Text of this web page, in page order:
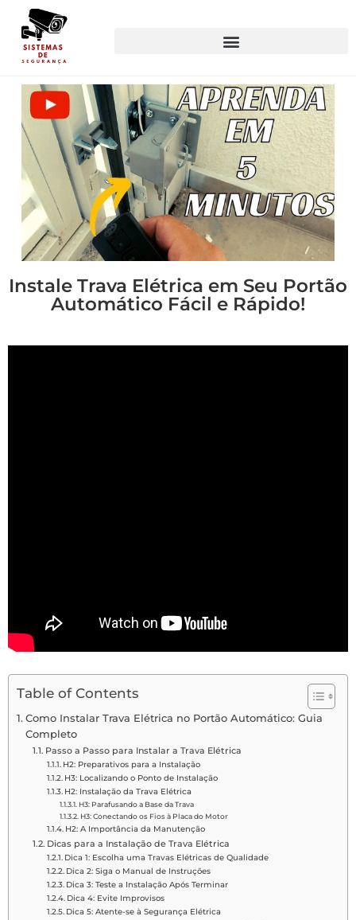
Instale Trava Elétrica em Seu Portão
Automático Fácil e Rápido!
Table of Contents
Como Instalar Trava Elétrica no Portão Automático: Guia
Completo
Passo a Passo para Instalar a Trava Elétrica
H2: Preparativos para a Instalação
H3: Localizando o Ponto de Instalação
H2: Instalação da Trava Elétrica
H3: Parafusando a Base da Trava
H3: Conectando os Fios à Placa do Motor
H2: A Importância da Manutenção
Dicas para a Instalação de Trava Elétrica
Dica 1: Escolha uma Travas Elétricas de Qualidade
Dica 2: Siga o Manual de Instruções
Dica 3: Teste a Instalação Após Terminar
Dica 4: Evite Improvisos
Dica 5: Atente-se à Segurança Elétrica